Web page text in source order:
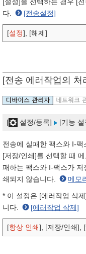
다.
[전송설정]
[설정], [해제]
[전송 에러작업의 처
[ 설정/등록] [기능 설
전송에 실패한 팩스와 I-팩
[저장/인쇄]를 선택할 때
패하는 팩스와 I-팩스가
쇄되지 않습니다.
메모
* 이 설정은 [에러작업 삭
니다.
[에러작업 삭제]
[항상 인쇄], [저장/인쇄],